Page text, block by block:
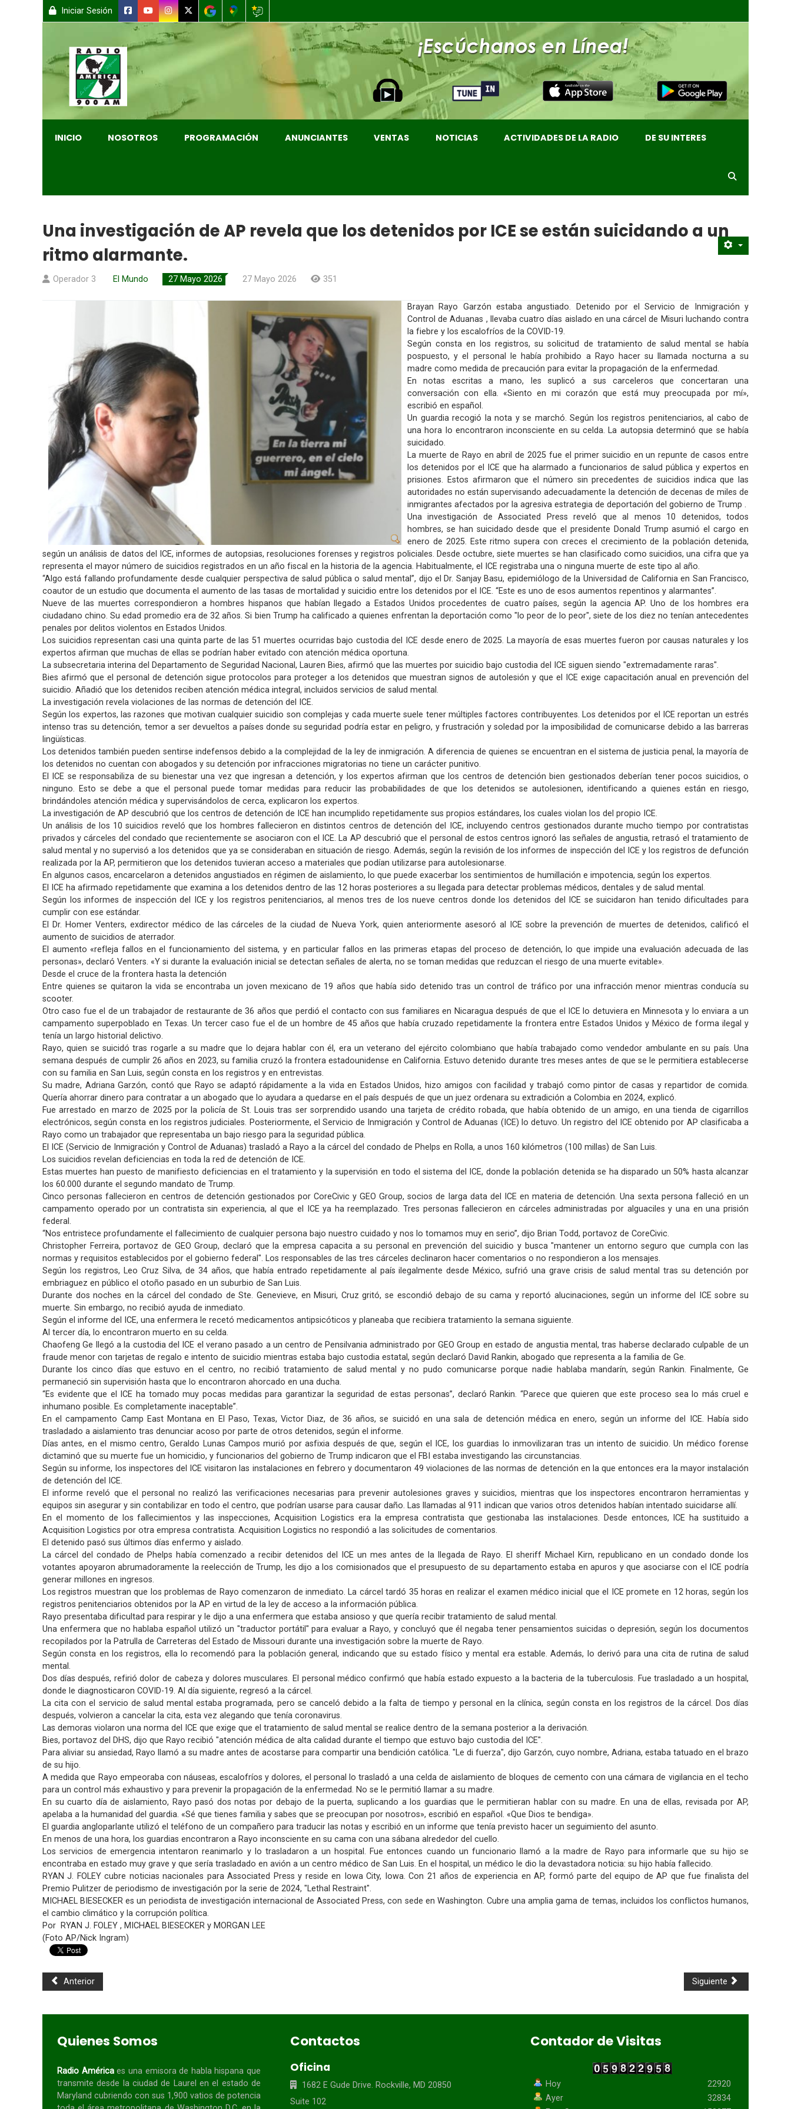
Iniciar Sesión
INICIO NOSOTROS PROGRAMACIÓN ANUNCIANTES VENTAS NOTICIAS ACTIVIDADES DE LA RADIO DE SU INTERES
Una investigación de AP revela que los detenidos por ICE se están suicidando a un
ritmo alarmante.
Operador 3 El Mundo 27 Mayo 2026 27 Mayo 2026 351
Brayan Rayo Garzón estaba angustiado. Detenido por el Servicio de Inmigración y
Control de Aduanas , llevaba cuatro días aislado en una cárcel de Misuri luchando contra
la fiebre y los escalofríos de la COVID-19.
Según consta en los registros, su solicitud de tratamiento de salud mental se había
pospuesto, y el personal le había prohibido a Rayo hacer su llamada nocturna a su
madre como medida de precaución para evitar la propagación de la enfermedad.
En notas escritas a mano, les suplicó a sus carceleros que concertaran una
conversación con ella. «Siento en mi corazón que está muy preocupada por mí»,
escribió en español.
Un guardia recogió la nota y se marchó. Según los registros penitenciarios, al cabo de
una hora lo encontraron inconsciente en su celda. La autopsia determinó que se había
suicidado.
La muerte de Rayo en abril de 2025 fue el primer suicidio en un repunte de casos entre
los detenidos por el ICE que ha alarmado a funcionarios de salud pública y expertos en
prisiones. Estos afirmaron que el número sin precedentes de suicidios indica que las
autoridades no están supervisando adecuadamente la detención de decenas de miles de
inmigrantes afectados por la agresiva estrategia de deportación del gobierno de Trump .
Una investigación de Associated Press reveló que al menos 10 detenidos, todos
hombres, se han suicidado desde que el presidente Donald Trump asumió el cargo en
enero de 2025. Este ritmo supera con creces el crecimiento de la población detenida,
según un análisis de datos del ICE, informes de autopsias, resoluciones forenses y registros policiales. Desde octubre, siete muertes se han clasificado como suicidios, una cifra que ya
representa el mayor número de suicidios registrados en un año fiscal en la historia de la agencia. Habitualmente, el ICE registraba una o ninguna muerte de este tipo al año.
“Algo está fallando profundamente desde cualquier perspectiva de salud pública o salud mental”, dijo el Dr. Sanjay Basu, epidemiólogo de la Universidad de California en San Francisco,
coautor de un estudio que documenta el aumento de las tasas de mortalidad y suicidio entre los detenidos por el ICE. “Este es uno de esos aumentos repentinos y alarmantes”.
Nueve de las muertes correspondieron a hombres hispanos que habían llegado a Estados Unidos procedentes de cuatro países, según la agencia AP. Uno de los hombres era
ciudadano chino. Su edad promedio era de 32 años. Si bien Trump ha calificado a quienes enfrentan la deportación como "lo peor de lo peor", siete de los diez no tenían antecedentes
penales por delitos violentos en Estados Unidos.
Los suicidios representan casi una quinta parte de las 51 muertes ocurridas bajo custodia del ICE desde enero de 2025. La mayoría de esas muertes fueron por causas naturales y los
expertos afirman que muchas de ellas se podrían haber evitado con atención médica oportuna.
La subsecretaria interina del Departamento de Seguridad Nacional, Lauren Bies, afirmó que las muertes por suicidio bajo custodia del ICE siguen siendo "extremadamente raras".
Bies afirmó que el personal de detención sigue protocolos para proteger a los detenidos que muestran signos de autolesión y que el ICE exige capacitación anual en prevención del
suicidio. Añadió que los detenidos reciben atención médica integral, incluidos servicios de salud mental.
La investigación revela violaciones de las normas de detención del ICE.
Según los expertos, las razones que motivan cualquier suicidio son complejas y cada muerte suele tener múltiples factores contribuyentes. Los detenidos por el ICE reportan un estrés
intenso tras su detención, temor a ser devueltos a países donde su seguridad podría estar en peligro, y frustración y soledad por la imposibilidad de comunicarse debido a las barreras
lingüísticas.
Los detenidos también pueden sentirse indefensos debido a la complejidad de la ley de inmigración. A diferencia de quienes se encuentran en el sistema de justicia penal, la mayoría de
los detenidos no cuentan con abogados y su detención por infracciones migratorias no tiene un carácter punitivo.
El ICE se responsabiliza de su bienestar una vez que ingresan a detención, y los expertos afirman que los centros de detención bien gestionados deberían tener pocos suicidios, o
ninguno. Esto se debe a que el personal puede tomar medidas para reducir las probabilidades de que los detenidos se autolesionen, identificando a quienes están en riesgo,
brindándoles atención médica y supervisándolos de cerca, explicaron los expertos.
La investigación de AP descubrió que los centros de detención de ICE han incumplido repetidamente sus propios estándares, los cuales violan los del propio ICE.
Un análisis de los 10 suicidios reveló que los hombres fallecieron en distintos centros de detención del ICE, incluyendo centros gestionados durante mucho tiempo por contratistas
privados y cárceles del condado que recientemente se asociaron con el ICE. La AP descubrió que el personal de estos centros ignoró las señales de angustia, retrasó el tratamiento de
salud mental y no supervisó a los detenidos que ya se consideraban en situación de riesgo. Además, según la revisión de los informes de inspección del ICE y los registros de defunción
realizada por la AP, permitieron que los detenidos tuvieran acceso a materiales que podían utilizarse para autolesionarse.
En algunos casos, encarcelaron a detenidos angustiados en régimen de aislamiento, lo que puede exacerbar los sentimientos de humillación e impotencia, según los expertos.
El ICE ha afirmado repetidamente que examina a los detenidos dentro de las 12 horas posteriores a su llegada para detectar problemas médicos, dentales y de salud mental.
Según los informes de inspección del ICE y los registros penitenciarios, al menos tres de los nueve centros donde los detenidos del ICE se suicidaron han tenido dificultades para
cumplir con ese estándar.
El Dr. Homer Venters, exdirector médico de las cárceles de la ciudad de Nueva York, quien anteriormente asesoró al ICE sobre la prevención de muertes de detenidos, calificó el
aumento de suicidios de aterrador.
El aumento «refleja fallos en el funcionamiento del sistema, y ​​en particular fallos en las primeras etapas del proceso de detención, lo que impide una evaluación adecuada de las
personas», declaró Venters. «Y si durante la evaluación inicial se detectan señales de alerta, no se toman medidas que reduzcan el riesgo de una muerte evitable».
Desde el cruce de la frontera hasta la detención
Entre quienes se quitaron la vida se encontraba un joven mexicano de 19 años que había sido detenido tras un control de tráfico por una infracción menor mientras conducía su
scooter.
Otro caso fue el de un trabajador de restaurante de 36 años que perdió el contacto con sus familiares en Nicaragua después de que el ICE lo detuviera en Minnesota y lo enviara a un
campamento superpoblado en Texas. Un tercer caso fue el de un hombre de 45 años que había cruzado repetidamente la frontera entre Estados Unidos y México de forma ilegal y
tenía un largo historial delictivo.
Rayo, quien se suicidó tras rogarle a su madre que lo dejara hablar con él, era un veterano del ejército colombiano que había trabajado como vendedor ambulante en su país. Una
semana después de cumplir 26 años en 2023, su familia cruzó la frontera estadounidense en California. Estuvo detenido durante tres meses antes de que se le permitiera establecerse
con su familia en San Luis, según consta en los registros y en entrevistas.
Su madre, Adriana Garzón, contó que Rayo se adaptó rápidamente a la vida en Estados Unidos, hizo amigos con facilidad y trabajó como pintor de casas y repartidor de comida.
Quería ahorrar dinero para contratar a un abogado que lo ayudara a quedarse en el país después de que un juez ordenara su extradición a Colombia en 2024, explicó.
Fue arrestado en marzo de 2025 por la policía de St. Louis tras ser sorprendido usando una tarjeta de crédito robada, que había obtenido de un amigo, en una tienda de cigarrillos
electrónicos, según consta en los registros judiciales. Posteriormente, el Servicio de Inmigración y Control de Aduanas (ICE) lo detuvo. Un registro del ICE obtenido por AP clasificaba a
Rayo como un trabajador que representaba un bajo riesgo para la seguridad pública.
El ICE (Servicio de Inmigración y Control de Aduanas) trasladó a Rayo a la cárcel del condado de Phelps en Rolla, a unos 160 kilómetros (100 millas) de San Luis.
Los suicidios revelan deficiencias en toda la red de detención de ICE.
Estas muertes han puesto de manifiesto deficiencias en el tratamiento y la supervisión en todo el sistema del ICE, donde la población detenida se ha disparado un 50% hasta alcanzar
los 60.000 durante el segundo mandato de Trump.
Cinco personas fallecieron en centros de detención gestionados por CoreCivic y GEO Group, socios de larga data del ICE en materia de detención. Una sexta persona falleció en un
campamento operado por un contratista sin experiencia, al que el ICE ya ha reemplazado. Tres personas fallecieron en cárceles administradas por alguaciles y una en una prisión
federal.
“Nos entristece profundamente el fallecimiento de cualquier persona bajo nuestro cuidado y nos lo tomamos muy en serio”, dijo Brian Todd, portavoz de CoreCivic.
Christopher Ferreira, portavoz de GEO Group, declaró que la empresa capacita a su personal en prevención del suicidio y busca "mantener un entorno seguro que cumpla con las
normas y requisitos establecidos por el gobierno federal". Los responsables de las tres cárceles declinaron hacer comentarios o no respondieron a los mensajes.
Según los registros, Leo Cruz Silva, de 34 años, que había entrado repetidamente al país ilegalmente desde México, sufrió una grave crisis de salud mental tras su detención por
embriaguez en público el otoño pasado en un suburbio de San Luis.
Durante dos noches en la cárcel del condado de Ste. Genevieve, en Misuri, Cruz gritó, se escondió debajo de su cama y reportó alucinaciones, según un informe del ICE sobre su
muerte. Sin embargo, no recibió ayuda de inmediato.
Según el informe del ICE, una enfermera le recetó medicamentos antipsicóticos y planeaba que recibiera tratamiento la semana siguiente.
Al tercer día, lo encontraron muerto en su celda.
Chaofeng Ge llegó a la custodia del ICE el verano pasado a un centro de Pensilvania administrado por GEO Group en estado de angustia mental, tras haberse declarado culpable de un
fraude menor con tarjetas de regalo e intento de suicidio mientras estaba bajo custodia estatal, según declaró David Rankin, abogado que representa a la familia de Ge.
Durante los cinco días que estuvo en el centro, no recibió tratamiento de salud mental y no pudo comunicarse porque nadie hablaba mandarín, según Rankin. Finalmente, Ge
permaneció sin supervisión hasta que lo encontraron ahorcado en una ducha.
“Es evidente que el ICE ha tomado muy pocas medidas para garantizar la seguridad de estas personas”, declaró Rankin. “Parece que quieren que este proceso sea lo más cruel e
inhumano posible. Es completamente inaceptable”.
En el campamento Camp East Montana en El Paso, Texas, Victor Diaz, de 36 años, se suicidó en una sala de detención médica en enero, según un informe del ICE. Había sido
trasladado a aislamiento tras denunciar acoso por parte de otros detenidos, según el informe.
Días antes, en el mismo centro, Geraldo Lunas Campos murió por asfixia después de que, según el ICE, los guardias lo inmovilizaran tras un intento de suicidio. Un médico forense
dictaminó que su muerte fue un homicidio, y funcionarios del gobierno de Trump indicaron que el FBI estaba investigando las circunstancias.
Según su informe, los inspectores del ICE visitaron las instalaciones en febrero y documentaron 49 violaciones de las normas de detención en la que entonces era la mayor instalación
de detención del ICE.
El informe reveló que el personal no realizó las verificaciones necesarias para prevenir autolesiones graves y suicidios, mientras que los inspectores encontraron herramientas y
equipos sin asegurar y sin contabilizar en todo el centro, que podrían usarse para causar daño. Las llamadas al 911 indican que varios otros detenidos habían intentado suicidarse allí.
En el momento de los fallecimientos y las inspecciones, Acquisition Logistics era la empresa contratista que gestionaba las instalaciones. Desde entonces, ICE ha sustituido a
Acquisition Logistics por otra empresa contratista. Acquisition Logistics no respondió a las solicitudes de comentarios.
El detenido pasó sus últimos días enfermo y aislado.
La cárcel del condado de Phelps había comenzado a recibir detenidos del ICE un mes antes de la llegada de Rayo. El sheriff Michael Kirn, republicano en un condado donde los
votantes apoyaron abrumadoramente la reelección de Trump, les dijo a los comisionados que el presupuesto de su departamento estaba en apuros y que asociarse con el ICE podría
generar millones en ingresos.
Los registros muestran que los problemas de Rayo comenzaron de inmediato. La cárcel tardó 35 horas en realizar el examen médico inicial que el ICE promete en 12 horas, según los
registros penitenciarios obtenidos por la AP en virtud de la ley de acceso a la información pública.
Rayo presentaba dificultad para respirar y le dijo a una enfermera que estaba ansioso y que quería recibir tratamiento de salud mental.
Una enfermera que no hablaba español utilizó un "traductor portátil" para evaluar a Rayo, y concluyó que él negaba tener pensamientos suicidas o depresión, según los documentos
recopilados por la Patrulla de Carreteras del Estado de Missouri durante una investigación sobre la muerte de Rayo.
Según consta en los registros, ella lo recomendó para la población general, indicando que su estado físico y mental era estable. Además, lo derivó para una cita de rutina de salud
mental.
Dos días después, refirió dolor de cabeza y dolores musculares. El personal médico confirmó que había estado expuesto a la bacteria de la tuberculosis. Fue trasladado a un hospital,
donde le diagnosticaron COVID-19. Al día siguiente, regresó a la cárcel.
La cita con el servicio de salud mental estaba programada, pero se canceló debido a la falta de tiempo y personal en la clínica, según consta en los registros de la cárcel. Dos días
después, volvieron a cancelar la cita, esta vez alegando que tenía coronavirus.
Las demoras violaron una norma del ICE que exige que el tratamiento de salud mental se realice dentro de la semana posterior a la derivación.
Bies, portavoz del DHS, dijo que Rayo recibió "atención médica de alta calidad durante el tiempo que estuvo bajo custodia del ICE".
Para aliviar su ansiedad, Rayo llamó a su madre antes de acostarse para compartir una bendición católica. "Le di fuerza", dijo Garzón, cuyo nombre, Adriana, estaba tatuado en el brazo
de su hijo.
A medida que Rayo empeoraba con náuseas, escalofríos y dolores, el personal lo trasladó a una celda de aislamiento de bloques de cemento con una cámara de vigilancia en el techo
para un control más exhaustivo y para prevenir la propagación de la enfermedad. No se le permitió llamar a su madre.
En su cuarto día de aislamiento, Rayo pasó dos notas por debajo de la puerta, suplicando a los guardias que le permitieran hablar con su madre. En una de ellas, revisada por AP,
apelaba a la humanidad del guardia. «Sé que tienes familia y sabes que se preocupan por nosotros», escribió en español. «Que Dios te bendiga».
El guardia angloparlante utilizó el teléfono de un compañero para traducir las notas y escribió en un informe que tenía previsto hacer un seguimiento del asunto.
En menos de una hora, los guardias encontraron a Rayo inconsciente en su cama con una sábana alrededor del cuello.
Los servicios de emergencia intentaron reanimarlo y lo trasladaron a un hospital. Fue entonces cuando un funcionario llamó a la madre de Rayo para informarle que su hijo se
encontraba en estado muy grave y que sería trasladado en avión a un centro médico de San Luis. En el hospital, un médico le dio la devastadora noticia: su hijo había fallecido.
RYAN J. FOLEY cubre noticias nacionales para Associated Press y reside en Iowa City, Iowa. Con 21 años de experiencia en AP, formó parte del equipo de AP que fue finalista del
Premio Pulitzer de periodismo de investigación por la serie de 2024, "Lethal Restraint".
MICHAEL BIESECKER es un periodista de investigación internacional de Associated Press, con sede en Washington. Cubre una amplia gama de temas, incluidos los conflictos humanos,
el cambio climático y la corrupción política.
Por RYAN J. FOLEY , MICHAEL BIESECKER y MORGAN LEE
(Foto AP/Nick Ingram)
Anterior Siguiente
Quienes Somos
Radio Américaes una emisora de habla hispana que
transmite desde la ciudad de Laurel en el estado de
Maryland cubriendo con sus 1,900 vatios de potencia
Contactos
Oficina
1682 E Gude Drive. Rockville, MD 20850
Suite 102
Contador de Visitas
Hoy
Ayer
22920
32834